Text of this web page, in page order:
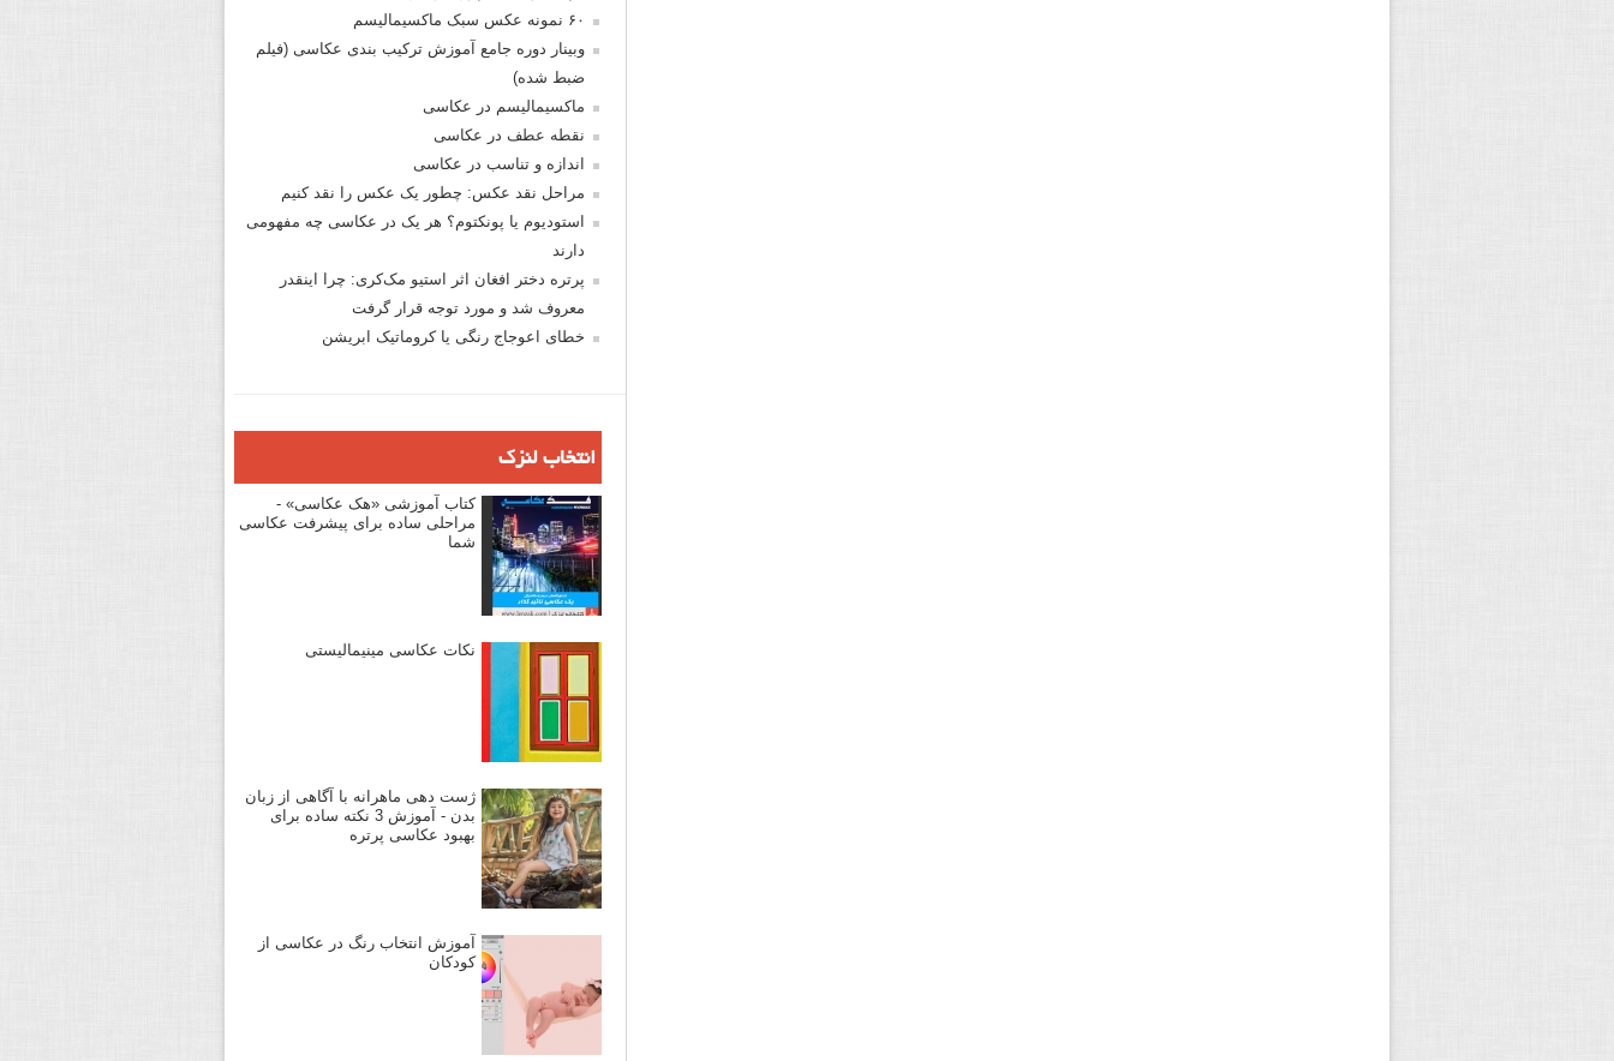
۶۰ نمونه عکس سبک ماکسیمالیسم
وبینار دوره جامع آموزش ترکیب بندی عکاسی (فیلم
ضبط شده)
ماکسیمالیسم در عکاسی
نقطه عطف در عکاسی
اندازه و تناسب در عکاسی
مراحل نقد عکس: چطور یک عکس را نقد کنیم
استودیوم یا پونکتوم؟ هر یک در عکاسی چه مفهومی
دارند
پرتره دختر افغان اثر استیو مک‌کری: چرا اینقدر
معروف شد و مورد توجه قرار گرفت
خطای اعوجاج رنگی یا کروماتیک ابریشن
انتخاب لنزک
کتاب آموزشی «هک عکاسی» -
مراحلی ساده برای پیشرفت عکاسی
شما
نکات عکاسی مینیمالیستی
ژست دهی ماهرانه با آگاهی از زبان
بدن - آموزش 3 نکته ساده برای
بهبود عکاسی پرتره
آموزش انتخاب رنگ در عکاسی از
کودکان